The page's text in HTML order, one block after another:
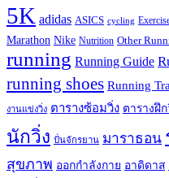
5K adidas ASICS cycling
Marathon Nike Nutrition Other
running Running Guide
running shoes Running
งานแข่งวิ่ง ตารางซ้อมวิ่ง ตารางฝึก
นักวิ่ง ปั่นจักรยาน มาราธอน
สุขภาพ ออกกำลังกาย อาดิดาส